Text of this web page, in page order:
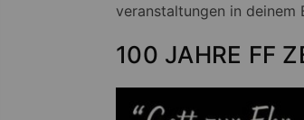
veranstaltungen in deinem
100 JAHRE FF